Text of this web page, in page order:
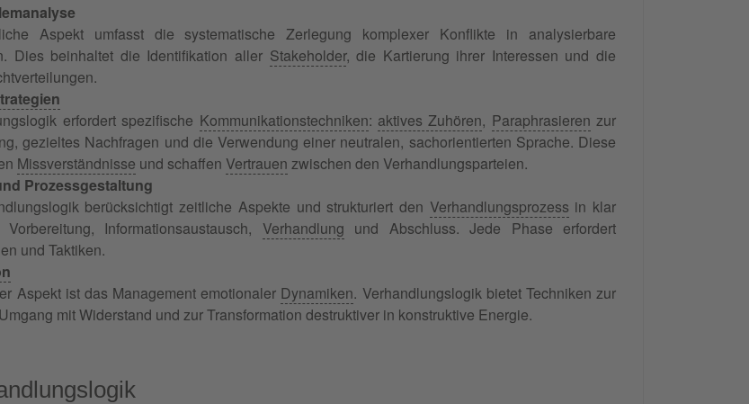
Aspekt umfasst die systematische Zerlegung komplexer Konflikte in analysierbare
Dies beinhaltet die Identifikation aller Stakeholder, die Kartierung ihrer Interessen und die
erfordert spezifische Kommunikationstechniken: aktives Zuhören, Paraphrasieren zur
gezieltes Nachfragen und die Verwendung einer neutralen, sachorientierten Sprache. Diese
Missverständnisse und schaffen Vertrauen zwischen den Verhandlungsparteien.
Prozessgestaltung
berücksichtigt zeitliche Aspekte und strukturiert den Verhandlungsprozess in klar
Informationsaustausch, Verhandlung und Abschluss. Jede Phase erfordert
und Taktiken.
Aspekt ist das Management emotionaler Dynamiken. Verhandlungslogik bietet Techniken zur
mit Widerstand und zur Transformation destruktiver in konstruktive Energie.